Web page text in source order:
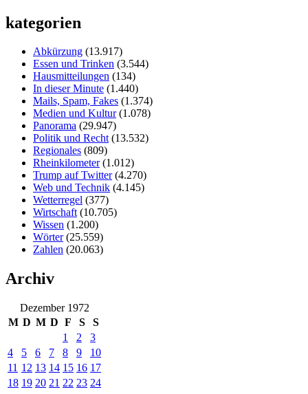
kategorien
Abkürzung (13.917)
Essen und Trinken (3.544)
Hausmitteilungen (134)
In dieser Minute (1.440)
Mails, Spam, Fakes (1.374)
Medien und Kultur(1.078)
Panorama (29.947)
Politik und Recht(13.532)
Regionales (809)
Rheinkilometer(1.012)
Trump auf Twitter(4.270)
Web und Technik (4.145)
Wetterregel (377)
Wirtschaft(10.705)
Wissen (1.200)
Wörter(25.559)
Zahlen (20.063)
Archiv
Dezember 1972
M D M D F S
S
1
2
3
4
5 6 7 8 9
10
11 12 13 14 15 16 17
18 19 20 21 22 23 24